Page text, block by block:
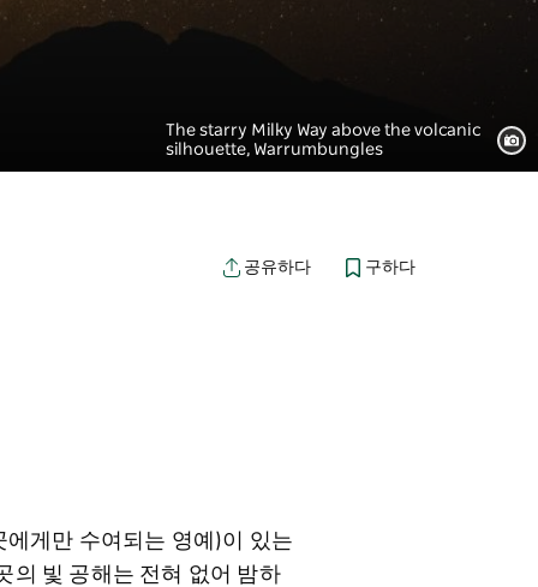
The starry Milky Way above the volcanic
silhouette, Warrumbungles
공유하다 구하다
게만 수여되는 영예)이 있는
의 빛 공해는 전혀 없어 밤하